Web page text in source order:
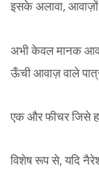
इसके अलावा, आवाज़ों
अभी केवल मानक
ऊँची आवाज़ वाले
एक और फीचर जिसे
विशेष रूप से, यदि